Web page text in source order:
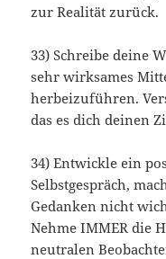
zur Realität zurück.
33) Schreibe deine
sehr wirksames
herbeizuführen.
das es dich deinen
34) Entwickle ein
Selbstgespräch,
Gedanken nicht
Nehme IMMER die
neutralen